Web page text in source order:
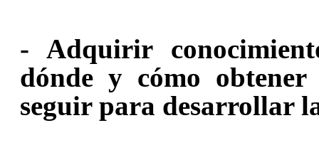
- Adquirir
dónde y cómo
seguir para desarrollar